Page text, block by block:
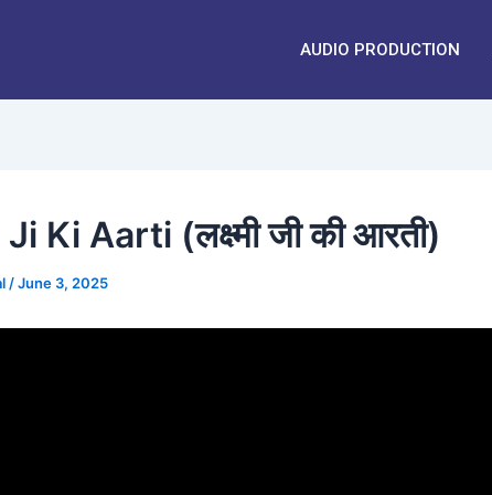
AUDIO PRODUCTION
Ki Aarti (लक्ष्मी जी की आरती)
/June 3, 2025